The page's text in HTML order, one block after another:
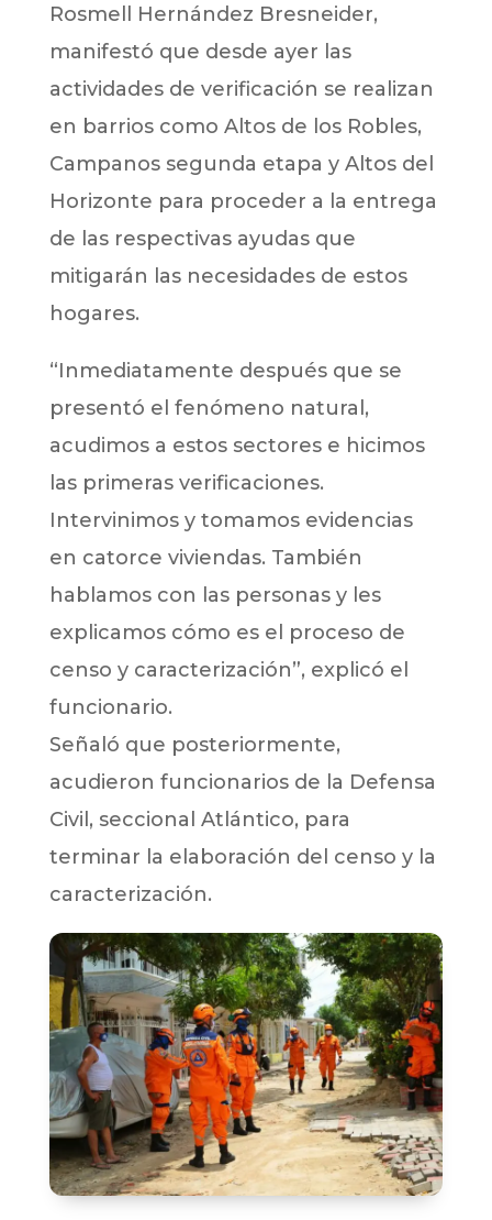
Rosmell Hernández Bresneider,
manifestó que desde ayer las
actividades de verificación se realizan
en barrios como Altos de los Robles,
Campanos segunda etapa y Altos del
Horizonte para proceder a la entrega
de las respectivas ayudas que
mitigarán las necesidades de estos
hogares.
“Inmediatamente después que se
presentó el fenómeno natural,
acudimos a estos sectores e hicimos
las primeras verificaciones.
Intervinimos y tomamos evidencias
en catorce viviendas. También
hablamos con las personas y les
explicamos cómo es el proceso de
censo y caracterización”, explicó el
funcionario.
Señaló que posteriormente,
acudieron funcionarios de la Defensa
Civil, seccional Atlántico, para
terminar la elaboración del censo y la
caracterización.